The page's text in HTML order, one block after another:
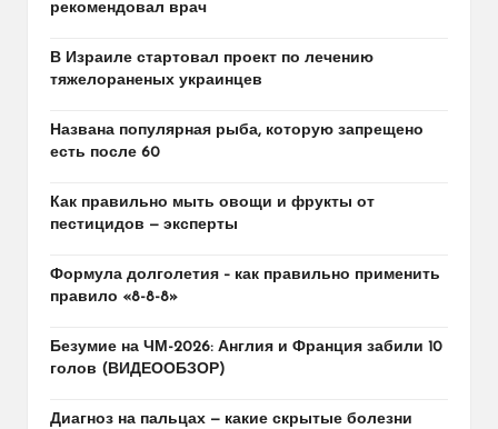
рекомендовал врач
В Израиле стартовал проект по лечению
тяжелораненых украинцев
Названа популярная рыба, которую запрещено
есть после 60
Как правильно мыть овощи и фрукты от
пестицидов — эксперты
Формула долголетия – как правильно применить
правило «8-8-8»
Безумие на ЧМ-2026: Англия и Франция забили 10
голов (ВИДЕООБЗОР)
Диагноз на пальцах — какие скрытые болезни